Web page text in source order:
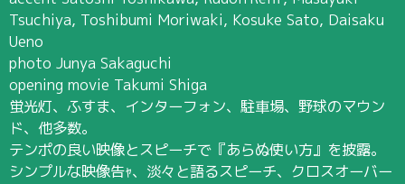
Tsuchiya, Toshibumi Moriwaki, Kosuke Sato, Daisaku
Ueno
photo Junya Sakaguchi
opening movie Takumi Shiga
蛍光灯、ふすま、インターフォン、駐車場、野球のマウン
ド、他多数。
テンポの良い映像とスピーチで『あらぬ使い方』を披露。
シンプルな映像告ｬ、淡々と語るスピーチ、クロスオーバー